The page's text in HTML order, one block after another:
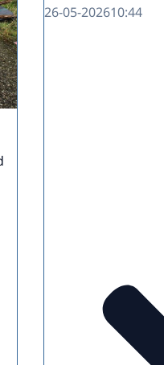
26-05-202610:44